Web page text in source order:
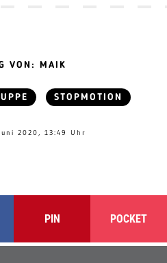
VON: MAIK
STOPMOTION
2020, 13:49 Uhr
PIN POCKET